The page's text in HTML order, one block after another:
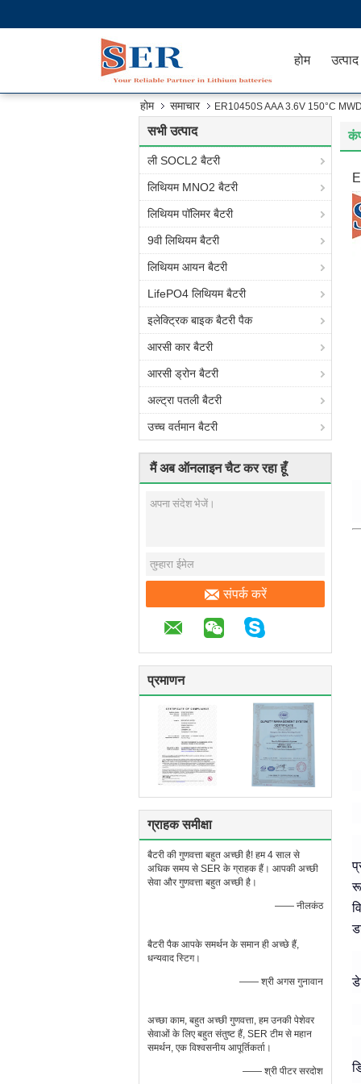
होम उत्पाद
होम समाचार ER10450S AAA 3.6V 150°C
सभी उत्पाद
ली SOCL2 बैटरी
लिथियम MNO2 बैटरी
लिथियम पॉलिमर बैटरी
9वी लिथियम बैटरी
लिथियम आयन बैटरी
LifePO4 लिथियम बैटरी
इलेक्ट्रिक बाइक बैटरी पैक
आरसी कार बैटरी
आरसी ड्रोन बैटरी
अल्ट्रा पतली बैटरी
उच्च वर्तमान बैटरी
मैं अब ऑनलाइन चैट कर रहा हूँ
संपर्क करें
प्रमाणन
ग्राहक समीक्षा
बैटरी की गुणवत्ता बहुत अच्छी है! हम 4 साल से
अधिक समय से SER के ग्राहक हैं। आपकी अच्छी
सेवा और गुणवत्ता बहुत अच्छी है।
—— नीलकंठ
बैटरी पैक आपके समर्थन के समान ही अच्छे हैं,
धन्यवाद स्टिग।
—— श्री अगस गुनावान
अच्छा काम, बहुत अच्छी गुणवत्ता, हम उनकी पेशेवर
सेवाओं के लिए बहुत संतुष्ट हैं, SER टीम से महान
समर्थन, एक विश्वसनीय आपूर्तिकर्ता।
—— श्री पीटर सरदोश